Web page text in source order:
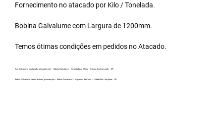
Fornecimento no atacado por Kilo / Tonelada.
Bobina Galvalumecom Largura de 1200mm.
Temos ótimas condições em pedidos no Atacado.
Aço Galvalume no atacado, principalmente – Bobina Galvalume – Importada da China – Cidade Ilha Comprida – SP.
Bobina Galvalume carreta fechada, por exemplo – Bobina Galvalume – Importada da China – Cidade Ilha Comprida – SP.